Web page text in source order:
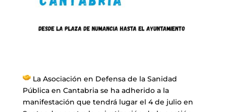
La Asociación en Defensa de la Sanidad
Pública en Cantabria se ha adherido a la
manifestación que tendrá lugar el 4 de julio en